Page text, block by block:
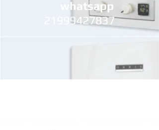
whatsapp
21999427837